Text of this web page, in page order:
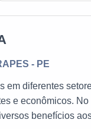
- PE
em diferentes
e econômicos. No
benefícios